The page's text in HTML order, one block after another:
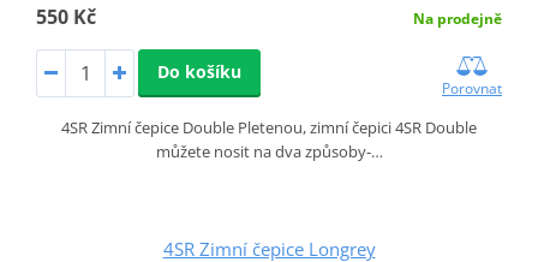
550 Kč Na prodejně
Do košíku
Porovnat
4SR Zimní čepice Double Pletenou, zimní čepici 4SR Double
můžete nosit na dva způsoby-…
4SR Zimní čepice Longrey